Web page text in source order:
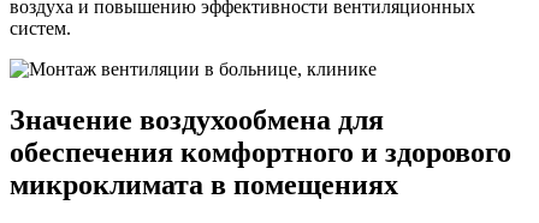
воздуха и повышению эффективности вентиляционных
систем.
Значение воздухообмена для
обеспечения комфортного и здорового
микроклимата в помещениях